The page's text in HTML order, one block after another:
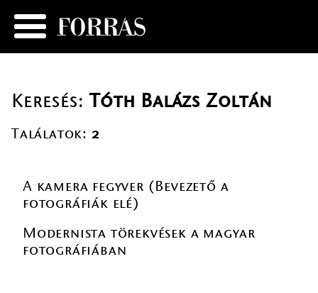
Keresés:Tóth Balázs Zoltán
Találatok: 2
A kamera fegyver (Bevezető a
fotográfiák elé)
Modernista törekvések a magyar
fotográfiában